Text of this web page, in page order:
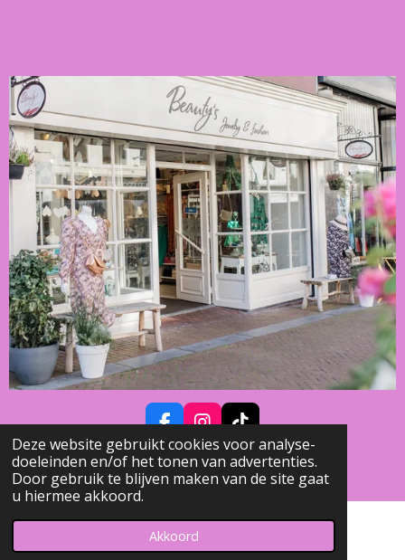
Deze website gebruikt cookies voor analyse-
doeleinden en/of het tonen van advertenties.
Door gebruik te blijven maken van de site gaat
u hiermee akkoord.
Akkoord
F
A
C
E
O
O
K
I
N
S
T
G
A
T
I
K
T
K
© 2023 - 2026 Beauty's - Jewelry & Fashion
Powered byJouwWeb